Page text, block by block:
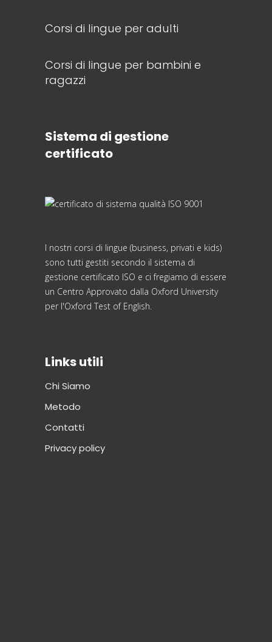
Corsi di lingue per adulti
Corsi di lingue per bambini e
ragazzi
Sistema di gestione
certificato
I nostri corsi di lingue (business, privati e kids)
sono tutti gestiti secondo il sistema di
gestione certificato ISO e ci fregiamo di essere
un Centro Approvato dalla Oxford University
per l'Oxford Test of English.
Links utili
Chi Siamo
Metodo
Contatti
Privacy policy